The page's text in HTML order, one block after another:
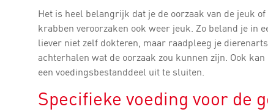
Het is heel belangrijk dat je de oorzaak van de jeuk
krabben veroorzaken ook weer jeuk. Zo beland je in
liever niet zelf dokteren, maar raadpleeg je
achterhalen wat de oorzaak zou kunnen zijn. Ook
een voedingsbestanddeel uit te sluiten.
Specifieke voeding voor de